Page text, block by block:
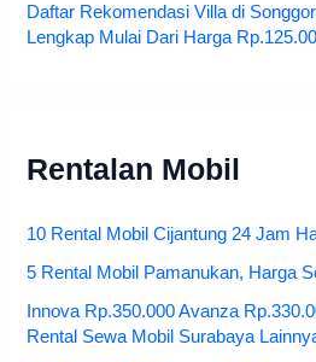
Daftar Rekomendasi Villa di
Lengkap Mulai Dari Harga
Rentalan Mobil
10 Rental Mobil Cijantung 24 Jam
5 Rental Mobil Pamanukan, Harga
Innova Rp.350.000 Avanza
Rental Sewa Mobil Surabaya